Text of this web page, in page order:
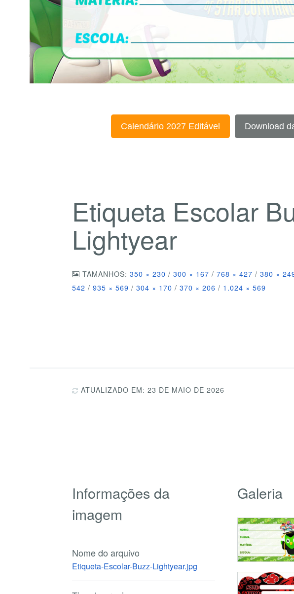
Calendário 2027 Editável Download
Etiqueta Escolar
Lightyear
TAMANHOS:350 × 230 / 300 × 167 / 768 × 427 / 380 ×
542 / 935 × 569 / 304 × 170 / 370 × 206 / 1.024 × 569
ATUALIZADO EM: 23 DE MAIO DE 2026
Informações da
imagem
Nome do arquivo
Etiqueta-Escolar-Buzz-Lightyear.jpg
Galeria